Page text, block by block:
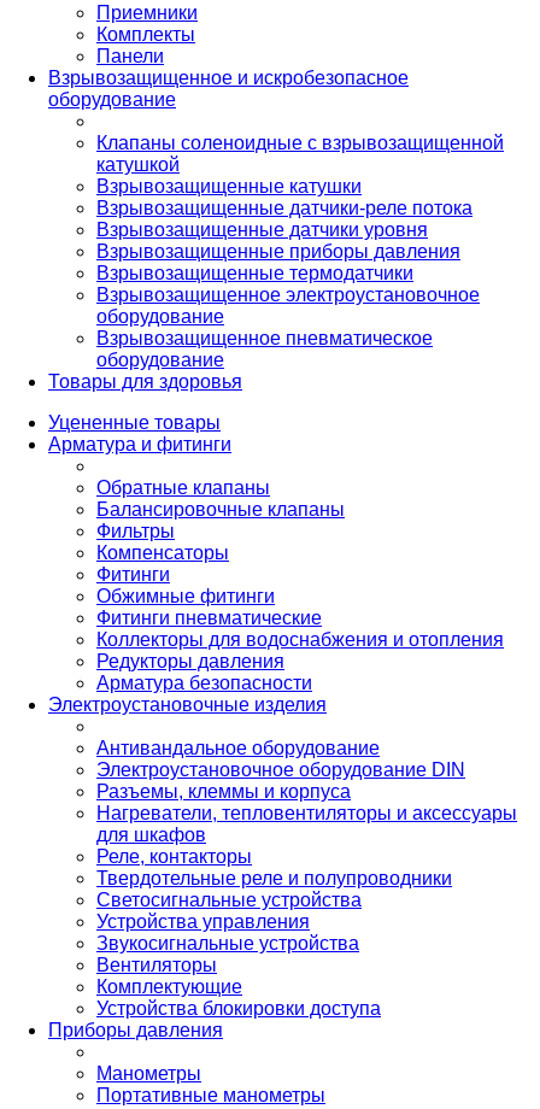
Приемники
Комплекты
Панели
Взрывозащищенное и искробезопасное
оборудование
Клапаны соленоидные с взрывозащищенной
катушкой
Взрывозащищенные катушки
Взрывозащищенные датчики-реле потока
Взрывозащищенные датчики уровня
Взрывозащищенные приборы давления
Взрывозащищенные термодатчики
Взрывозащищенное электроустановочное
оборудование
Взрывозащищенное пневматическое
оборудование
Товары для здоровья
Уцененные товары
Арматура и фитинги
Обратные клапаны
Балансировочные клапаны
Фильтры
Компенсаторы
Фитинги
Обжимные фитинги
Фитинги пневматические
Коллекторы для водоснабжения и отопления
Редукторы давления
Арматура безопасности
Электроустановочные изделия
Антивандальное оборудование
Электроустановочное оборудование DIN
Разъемы, клеммы и корпуса
Нагреватели, тепловентиляторы и аксессуары
для шкафов
Реле, контакторы
Твердотельные реле и полупроводники
Светосигнальные устройства
Устройства управления
Звукосигнальные устройства
Вентиляторы
Комплектующие
Устройства блокировки доступа
Приборы давления
Манометры
Портативные манометры